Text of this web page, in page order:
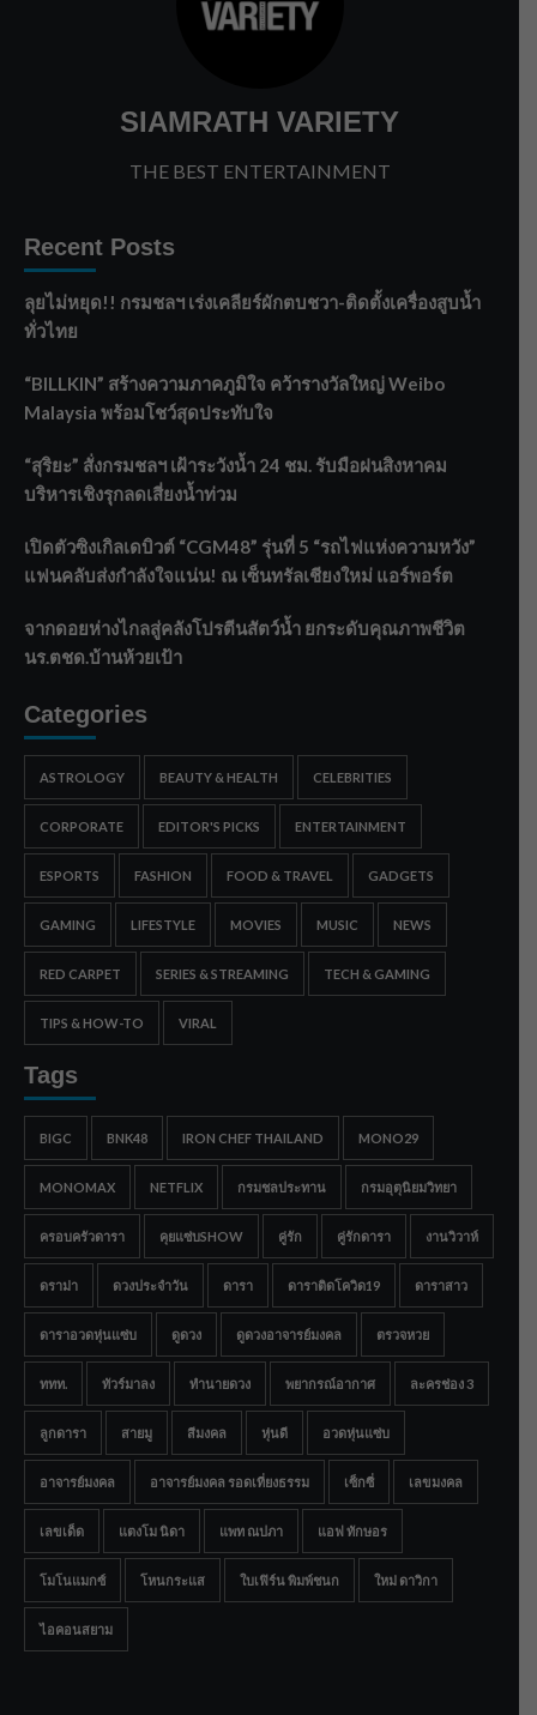
SIAMRATH VARIETY
THE BEST ENTERTAINMENT
Recent Posts
ลุยไม่หยุด!! กรมชลฯ เร่งเคลียร์ผักตบชวา-ติดตั้งเครื่องสูบน้ำ
ทั่วไทย
“BILLKIN” สร้างความภาคภูมิใจ คว้ารางวัลใหญ่ Weibo
Malaysia พร้อมโชว์สุดประทับใจ
“สุริยะ” สั่งกรมชลฯ เฝ้าระวังน้ำ 24 ชม. รับมือฝนสิงหาคม
บริหารเชิงรุกลดเสี่ยงน้ำท่วม
เปิดตัวซิงเกิลเดบิวต์ “CGM48” รุ่นที่ 5 “รถไฟแห่งความหวัง”
แฟนคลับส่งกำลังใจแน่น! ณ เซ็นทรัลเชียงใหม่ แอร์พอร์ต
จากดอยห่างไกลสู่คลังโปรตีนสัตว์น้ำ ยกระดับคุณภาพชีวิต
นร.ตชด.บ้านห้วยเป้า
Categories
ASTROLOGY BEAUTY & HEALTH CELEBRITIES
CORPORATE EDITOR'S PICKS ENTERTAINMENT
ESPORTS FASHION FOOD & TRAVEL GADGETS
GAMING LIFESTYLE MOVIES MUSIC NEWS
RED CARPET SERIES & STREAMING TECH & GAMING
TIPS & HOW-TO VIRAL
Tags
BIGC BNK48 IRON CHEF THAILAND MONO29
MONOMAX NETFLIX กรมชลประทาน กรมอุตุนิยมวิทยา
ครอบครัวดารา คุยแซ่บSHOW คู่รัก คู่รักดารา งานวิวาห์
ดราม่า ดวงประจำวัน ดารา ดาราติดโควิด19 ดาราสาว
ดาราอวดหุ่นแซ่บ ดูดวง ดูดวงอาจารย์มงคล ตรวจหวย
ททท. ทัวร์มาลง ทำนายดวง พยากรณ์อากาศ ละครช่อง 3
ลูกดารา สายมู สีมงคล หุ่นดี อวดหุ่นแซ่บ
อาจารย์มงคล อาจารย์มงคล รอดเที่ยงธรรม เซ็กซี่ เลขมงคล
เลขเด็ด แตงโม นิดา แพท ณปภา แอฟ ทักษอร
โมโนแมกซ์ โหนกระแส ใบเฟิร์น พิมพ์ชนก ใหม่ ดาวิกา
ไอคอนสยาม